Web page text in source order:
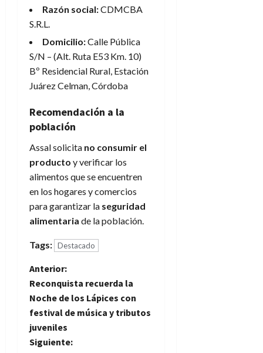
Razón social:CDMCBA
S.R.L.
Domicilio:Calle Pública
S/N – (Alt. Ruta E53 Km. 10)
Bº Residencial Rural, Estación
Juárez Celman, Córdoba
Recomendación a la
población
Assal solicita no consumir el
producto y verificar los
alimentos que se encuentren
en los hogares y comercios
para garantizar la seguridad
alimentaria de la población.
Tags: Destacado
N
a
v
e
Anterior:
Reconquista recuerda la
Noche de los Lápices con
festival de música y tributos
juveniles
Siguiente: